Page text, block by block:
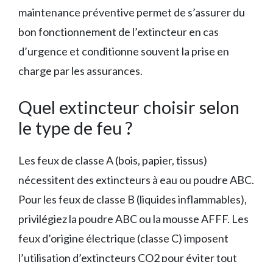
maintenance préventive permet de s’assurer du
bon fonctionnement de l’extincteur en cas
d’urgence et conditionne souvent la prise en
charge par les assurances.
Quel extincteur choisir selon
le type de feu ?
Les feux de classe A (bois, papier, tissus)
nécessitent des extincteurs à eau ou poudre ABC.
Pour les feux de classe B (liquides inflammables),
privilégiez la poudre ABC ou la mousse AFFF. Les
feux d’origine électrique (classe C) imposent
l’utilisation d’extincteurs CO2 pour éviter tout